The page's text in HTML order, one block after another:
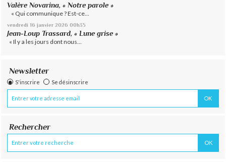
Valère Novarina, « Notre parole »
« Qui communique ? Est-ce...
vendredi 16 janvier 2026 00h35
Jean-Loup Trassard, « Lune grise »
« Il y a les jours dont nous...
Newsletter
S'inscrire Se désinscrire
Rechercher